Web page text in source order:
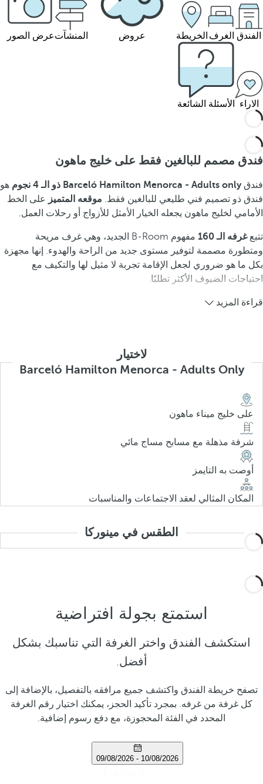
الفندق الغرف الخريطة عروض المنشآتعرض الصور
الاراء الأسئلة الشائعة
فندق مصمم للبالغين فقط على خليج ماهون
فندقBarceló Hamilton Menorca - Adults only ذو الـ 4 نجوم
هو
فندق ذو تصميم فني طليعي للبالغين فقط. موقعه المتميز على الخط
الأمامي لخليج ماهون يجعله الخيار الأمثل للأزواج أو رحلات العمل.
تتبعغرفه الـ 160
مفهوم B-Room الجديد، وهي غرف مريحة
ومتطورة مصممة لتوفير مستوى جديد من الراحة والهدوء. إنها مجهزة
بكل ما هو ضروري لجعل الإقامة تجربة لا مثيل لها والتكيف مع
احتياجات الضيوف الأكثر تطلبًا.
قراءة المزيد
لاختيار
Barceló Hamilton Menorca - Adults Only
على خليج ميناء ماهون
شرفة مذهلة مع مسابح مساج مائي
أوصت به التايمز
المكان المثالي لعقد الاجتماعات والمناسبات
الطقس في مينوركا
استمتع بجولة افتراضية
استكشف الفندق واختر الغرفة التي تناسبك بشكل
أفضل.
تصفح خريطة الفندق واكتشف جميع مرافقه بالتفصيل، بالإضافة إلى
كل غرفة من غرفه. بمجرد تأكيد الحجز، يمكنك اختيار رقم الغرفة
المحدد في الفئة المحجوزة، مع دفع رسوم إضافية.